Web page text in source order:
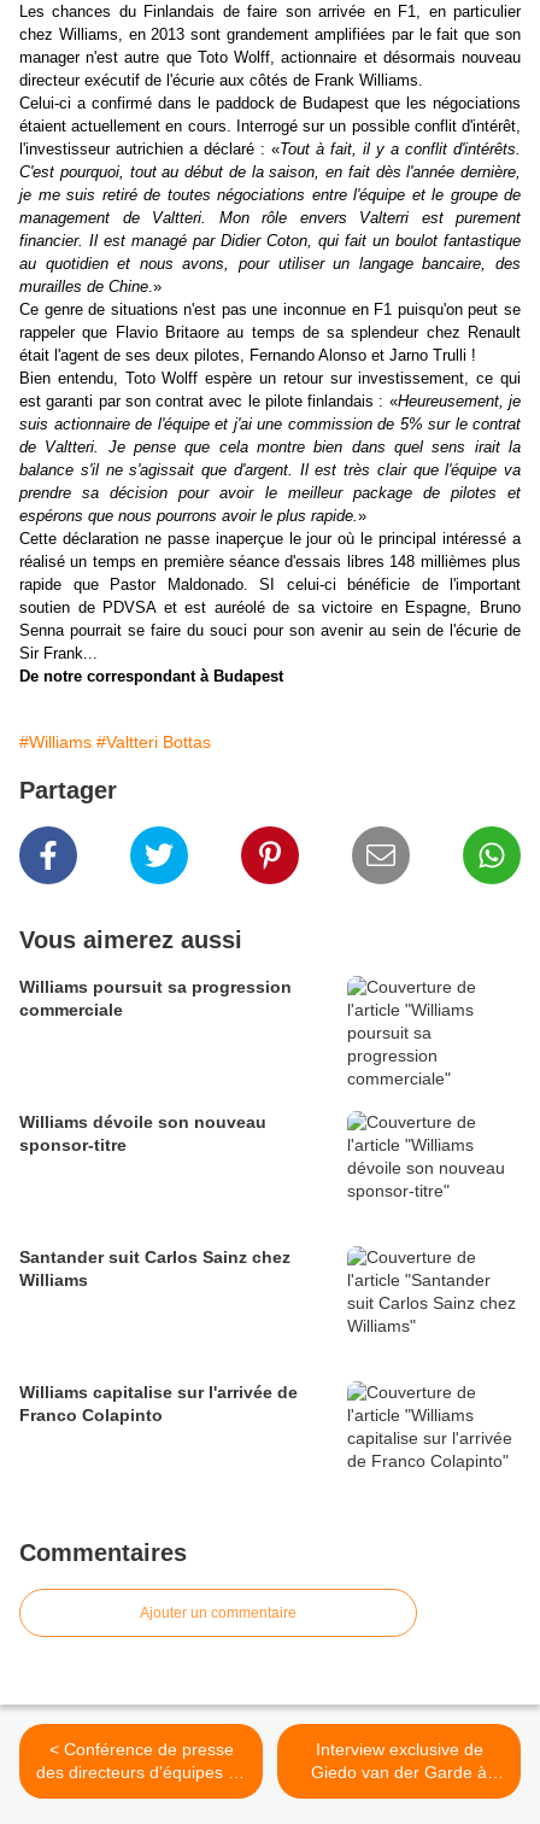
Les chances du Finlandais de faire son arrivée en F1, en particulier
chez Williams, en 2013 sont grandement amplifiées par le fait que son
manager n'est autre que Toto Wolff, actionnaire et désormais nouveau
directeur exécutif de l'écurie aux côtés de Frank Williams.
Celui-ci a confirmé dans le paddock de Budapest que les négociations
étaient actuellement en cours. Interrogé sur un possible conflit d'intérêt,
l'investisseur autrichien a déclaré : «Tout à fait, il y a conflit d'intérêts.
C'est pourquoi, tout au début de la saison, en fait dès l'année dernière,
je me suis retiré de toutes négociations entre l'équipe et le groupe de
management de Valtteri. Mon rôle envers Valterri est purement
financier. Il est managé par Didier Coton, qui fait un boulot fantastique
au quotidien et nous avons, pour utiliser un langage bancaire, des
murailles de Chine.»
Ce genre de situations n'est pas une inconnue en F1 puisqu'on peut se
rappeler que Flavio Britaore au temps de sa splendeur chez Renault
était l'agent de ses deux pilotes, Fernando Alonso et Jarno Trulli !
Bien entendu, Toto Wolff espère un retour sur investissement, ce qui
est garanti par son contrat avec le pilote finlandais : «Heureusement, je
suis actionnaire de l'équipe et j'ai une commission de 5% sur le contrat
de Valtteri. Je pense que cela montre bien dans quel sens irait la
balance s'il ne s'agissait que d'argent. Il est très clair que l'équipe va
prendre sa décision pour avoir le meilleur package de pilotes et
espérons que nous pourrons avoir le plus rapide.»
Cette déclaration ne passe inaperçue le jour où le principal intéressé a
réalisé un temps en première séance d'essais libres 148 millièmes plus
rapide que Pastor Maldonado. SI celui-ci bénéficie de l'important
soutien de PDVSA et est auréolé de sa victoire en Espagne, Bruno
Senna pourrait se faire du souci pour son avenir au sein de l'écurie de
Sir Frank...
De notre correspondant à Budapest
#Williams #Valtteri Bottas
Partager
Vous aimerez aussi
Williams poursuit sa progression
commerciale
Williams dévoile son nouveau
sponsor-titre
Santander suit Carlos Sainz chez
Williams
Williams capitalise sur l'arrivée de
Franco Colapinto
Commentaires
Ajouter un commentaire
< Conférence de presse
des directeurs d'équipes de
Budapest
Interview exclusive de
Giedo van der Garde à
Budapest >